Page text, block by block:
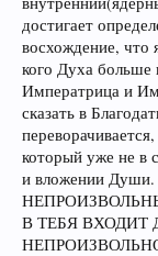
достигает
восхождение, что
кого Духа больше
Императрица и
сказать в
который уже не в
и вложении
В ТЕБЯ ВХОДИТ